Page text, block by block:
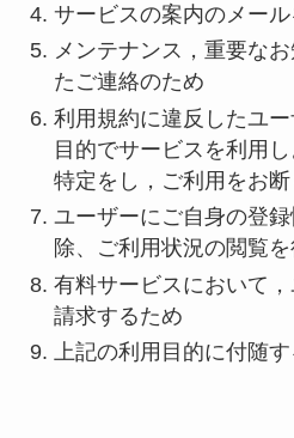
サービスの案内のメー
メンテナンス，重要な
たご連絡のため
利用規約に違反したユ
目的でサービスを利用
特定をし，ご利用をお
ユーザーにご自身の登
除、ご利用状況の閲覧
有料サービスにおいて
請求するため
上記の利用目的に付随